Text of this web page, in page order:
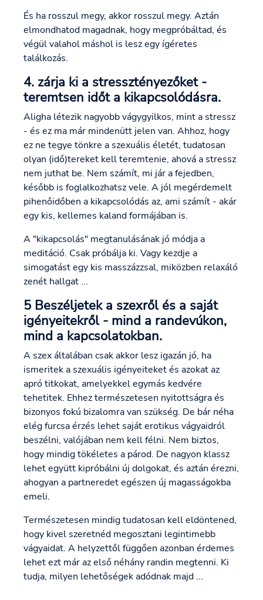
És ha rosszul megy, akkor rosszul megy. Aztán
elmondhatod magadnak, hogy megpróbáltad, és
végül valahol máshol is lesz egy ígéretes
találkozás.
4. zárja ki a stressztényezőket -
teremtsen időt a kikapcsolódásra.
Aligha létezik nagyobb vágygyilkos, mint a stressz
- és ez ma már mindenütt jelen van. Ahhoz, hogy
ez ne tegye tönkre a szexuális életét, tudatosan
olyan (idő)tereket kell teremtenie, ahová a stressz
nem juthat be. Nem számít, mi jár a fejedben,
később is foglalkozhatsz vele. A jól megérdemelt
pihenőidőben a kikapcsolódás az, ami számít - akár
egy kis, kellemes kaland formájában is.
A "kikapcsolás" megtanulásának jó módja a
meditáció. Csak próbálja ki. Vagy kezdje a
simogatást egy kis masszázzsal, miközben relaxáló
zenét hallgat ...
5 Beszéljetek a szexről és a saját
igényeitekről - mind a randevúkon,
mind a kapcsolatokban.
A szex általában csak akkor lesz igazán jó, ha
ismeritek a szexuális igényeiteket és azokat az
apró titkokat, amelyekkel egymás kedvére
tehetitek. Ehhez természetesen nyitottságra és
bizonyos fokú bizalomra van szükség. De bár néha
elég furcsa érzés lehet saját erotikus vágyaidról
beszélni, valójában nem kell félni. Nem biztos,
hogy mindig tökéletes a párod. De nagyon klassz
lehet együtt kipróbálni új dolgokat, és aztán érezni,
ahogyan a partneredet egészen új magasságokba
emeli.
Természetesen mindig tudatosan kell eldöntened,
hogy kivel szeretnéd megosztani legintimebb
vágyaidat. A helyzettől függően azonban érdemes
lehet ezt már az első néhány randin megtenni. Ki
tudja, milyen lehetőségek adódnak majd ...